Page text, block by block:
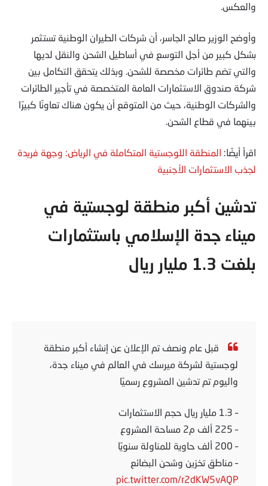
والعكس.
وأوضح الوزير صالح الجاسر، أن شركات الطيران الوطنية تستثمر
بشكل كبير من أجل التوسع في أساطيل الشحن والنقل لديها
والتي تضم طائرات مخصصة للشحن. وبذلك يتحقق التكامل بين
شركة صندوق الاستثمارات العامة المتخصصة في تأجير الطائرات
والشركات الوطنية، حيث من المتوقع أن يكون هناك تعاونًا كبيرًا
بينهما في قطاع الشحن.
اقرأ أيضًا: المنطقة اللوجستية المتكاملة في الرياض: وجهة فريدة
لجذب الاستثمارات الأجنبية
تدشين أكبر منطقة لوجستية في
ميناء جدة الإسلامي باستثمارات
بلغت 1.3 مليار ريال
قبل عام ونصف تم الإعلان عن إنشاء أكبر منطقة
لوجستية لشركة ميرسك في العالم في ميناء جدة،
واليوم تم تدشين المشروع رسميًا
– 1.3 مليار ريال حجم الاستثمارات
– 225 ألف م2 مساحة المشروع
– 200 ألف حاوية للمناولة سنويًا
– مناطق تخزين وشحن البضائع
pic.twitter.com/r2dKW5vAQP